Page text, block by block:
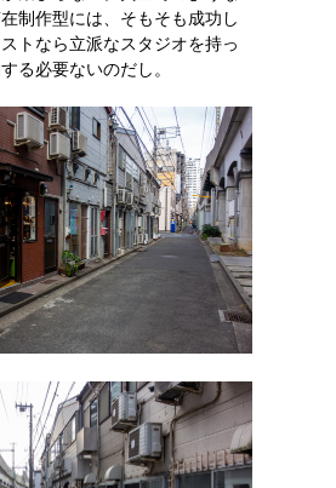
制作型には、そもそも成功し
トなら立派なスタジオを持っ
る必要ないのだし。